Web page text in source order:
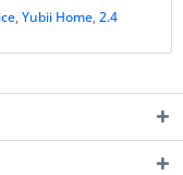
,Yubii Home,2.4